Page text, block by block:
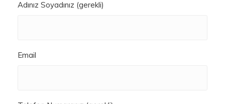
Adınız Soyadınız (gerekli)
Email